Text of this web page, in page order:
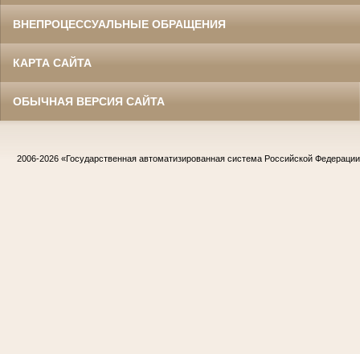
ВНЕПРОЦЕССУАЛЬНЫЕ ОБРАЩЕНИЯ
КАРТА САЙТА
ОБЫЧНАЯ ВЕРСИЯ САЙТА
2006-2026 «Государственная автоматизированная система Российской